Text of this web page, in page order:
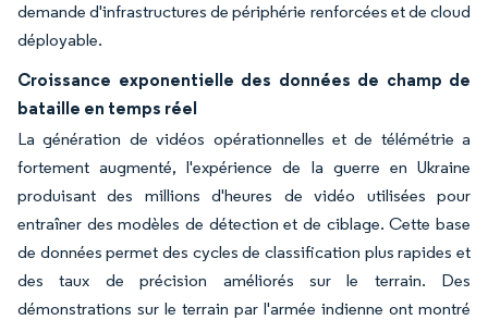
demande d'infrastructures de périphérie renforcées et de cloud
déployable.
Croissance exponentielle des données de champ de
bataille en temps réel
La génération de vidéos opérationnelles et de télémétrie a
fortement augmenté, l'expérience de la guerre en Ukraine
produisant des millions d'heures de vidéo utilisées pour
entraîner des modèles de détection et de ciblage. Cette base
de données permet des cycles de classification plus rapides et
des taux de précision améliorés sur le terrain. Des
démonstrations sur le terrain par l'armée indienne ont montré